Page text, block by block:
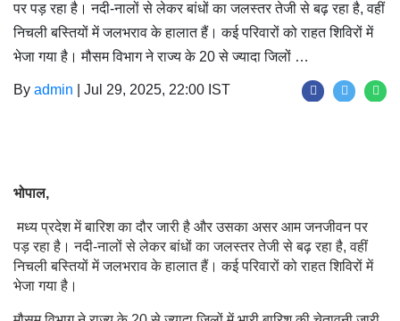
पर पड़ रहा है। नदी-नालों से लेकर बांधों का जलस्तर तेजी से बढ़ रहा है, वहीं
निचली बस्तियों में जलभराव के हालात हैं। कई परिवारों को राहत शिविरों में
भेजा गया है। मौसम विभाग ने राज्य के 20 से ज्यादा जिलों …
By admin Jul 29, 2025, 22:00 IST
भोपाल,
मध्य प्रदेश में बारिश का दौर जारी है और उसका असर आम जनजीवन पर
पड़ रहा है। नदी-नालों से लेकर बांधों का जलस्तर तेजी से बढ़ रहा है, वहीं
निचली बस्तियों में जलभराव के हालात हैं। कई परिवारों को राहत शिविरों में
भेजा गया है।